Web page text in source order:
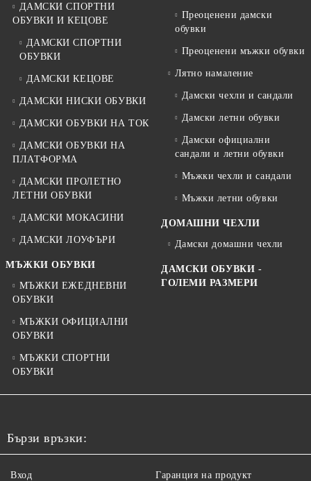
ДАМСКИ СПОРТНИ
ОБУВКИ И КЕЦОВЕ
ДАМСКИ СПОРТНИ
ОБУВКИ
ДАМСКИ КЕЦОВЕ
ДАМСКИ НИСКИ ОБУВКИ
ДАМСКИ ОБУВКИ НА ТОК
ДАМСКИ ОБУВКИ НА
ПЛАТФОРМА
ДАМСКИ ПРОЛЕТНО
ЛЕТНИ ОБУВКИ
ДАМСКИ МОКАСИНИ
ДАМСКИ ЛОУФЪРИ
МЪЖКИ ОБУВКИ
МЪЖКИ ЕЖЕДНЕВНИ
ОБУВКИ
МЪЖКИ ОФИЦИАЛНИ
ОБУВКИ
МЪЖКИ СПОРТНИ
ОБУВКИ
Преоценени дамски
обувки
Преоценени мъжки обувки
Лятно намаление
Дамски чехли и сандали
Дамски летни обувки
Дамски официални
сандали и летни обувки
Мъжки чехли и сандали
Мъжки летни обувки
ДОМАШНИ ЧЕХЛИ
Дамски домашни чехли
ДАМСКИ ОБУВКИ -
ГОЛЕМИ РАЗМЕРИ
Бързи връзки:
Вход Гаранция на продукт